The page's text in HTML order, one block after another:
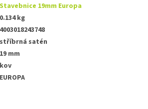
Stavebnice 19mm Europa
0.134 kg
4003018243748
stříbrná satén
19 mm
kov
EUROPA